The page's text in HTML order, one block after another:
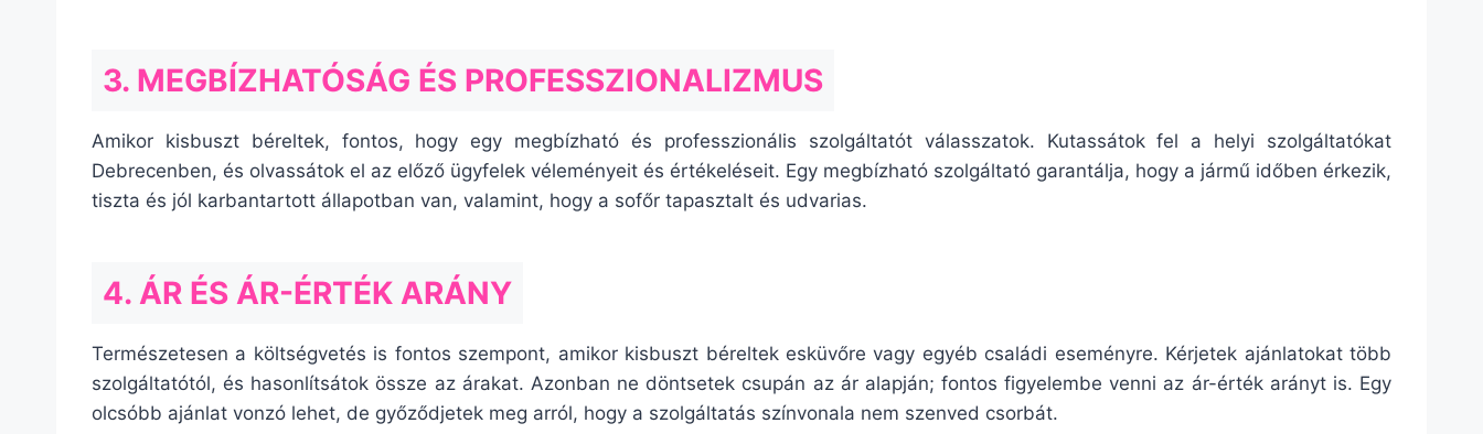
3. MEGBÍZHATÓSÁG ÉS PROFESSZIONALIZMUS
Amikor kisbuszt béreltek, fontos, hogy egy megbízható és professzionális szolgáltatót válasszatok. Kutassátok fel a helyi szolgáltatókat
Debrecenben, és olvassátok el az előző ügyfelek véleményeit és értékeléseit. Egy megbízható szolgáltató garantálja, hogy a jármű időben érkezik,
tiszta és jól karbantartott állapotban van, valamint, hogy a sofőr tapasztalt és udvarias.
4. ÁR ÉS ÁR-ÉRTÉK ARÁNY
Természetesen a költségvetés is fontos szempont, amikor kisbuszt béreltek esküvőre vagy egyéb családi eseményre. Kérjetek ajánlatokat több
szolgáltatótól, és hasonlítsátok össze az árakat. Azonban ne döntsetek csupán az ár alapján; fontos figyelembe venni az ár-érték arányt is. Egy
olcsóbb ajánlat vonzó lehet, de győződjetek meg arról, hogy a szolgáltatás színvonala nem szenved csorbát.